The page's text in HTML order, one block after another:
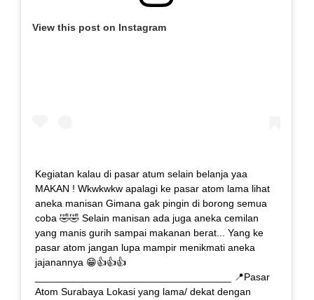
View this post on Instagram
Kegiatan kalau di pasar atum selain belanja yaa
MAKAN ! Wkwkwkw apalagi ke pasar atom lama lihat
aneka manisan Gimana gak pingin di borong semua
coba 🤣🤣 Selain manisan ada juga aneka cemilan
yang manis gurih sampai makanan berat... Yang ke
pasar atom jangan lupa mampir menikmati aneka
jajanannya 😁👍👍👍
___________________________________ 📍Pasar
Atom Surabaya Lokasi yang lama/ dekat dengan